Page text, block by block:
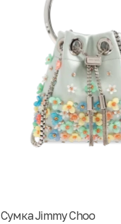
Сумка Jimmy Choo